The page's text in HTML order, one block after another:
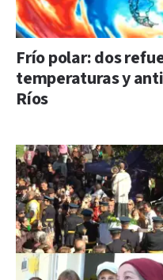
Frío polar: dos
temperaturas y
Ríos